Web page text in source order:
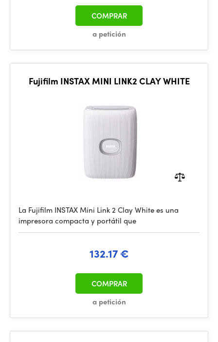
a petición
COMPRAR
Fujifilm INSTAX MINI LINK2 CLAY WHITE
La Fujifilm INSTAX Mini Link 2 Clay White es una
impresora compacta y portátil que
132.17 €
a petición
COMPRAR